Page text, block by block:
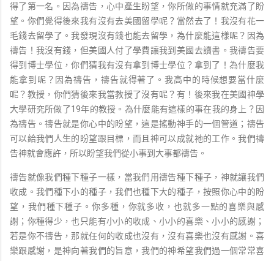
得了第一名。因為禱告，心中產生盼望，你所做的事情就充滿了盼
望。你們覺得後來我有沒有去美國留學呢？當然去了！我沒有花一
毛錢去留學了。我發現沒有錢也能去留學，為什麼能這樣呢？因為
禱告！我沒有錢，但美國人付了學費讓我到美國去讀書。我禱告要
得到博士學位，你們猜我有沒有拿到博士學位？拿到了！為什麼我
能拿到呢？因為禱告，禱告就得著了。我高中的時候想要當什麼
呢？教授，你們猜後來我當教授了沒有呢？有！後來我在美國神學
大學研究所做了19年的教授。為什麼能有這樣的事在我的身上？因
為禱告。禱告就是你心中的盼望，這是搖動神手的一個管道；禱告
可以給我們人生的盼望跟目標，而且神可以成就祂的工作。我們禱
告神就會應許，所以盼望我們從小事到大事都禱告。
禱告就像我們種下種子一樣，當我們用禱告種下種子，神就讓我們
收成。我們種下小的種子，我們也種下大的種子，按照你心中的盼
望，我們種下種子。你多種，你就多收，也就多一點的喜樂與感
謝；你種得少，也只能有小小的收成、小小的喜樂、小小的感謝；
若是你不禱告，那就任何的收成也沒有，沒有喜樂也沒有感謝。喜
樂跟感謝，是神向著我們的旨意，我們的神希望我們過一個常常喜